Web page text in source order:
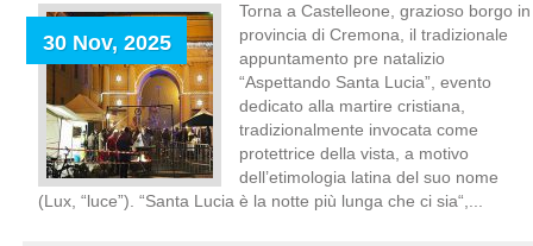
30 Nov, 2025
Torna a Castelleone, grazioso borgo in
provincia di Cremona, il tradizionale
appuntamento pre natalizio
“Aspettando Santa Lucia”, evento
dedicato alla martire cristiana,
tradizionalmente invocata come
protettrice della vista, a motivo
dell’etimologia latina del suo nome
(Lux, “luce”). “Santa Lucia è la notte più lunga che ci sia“,...